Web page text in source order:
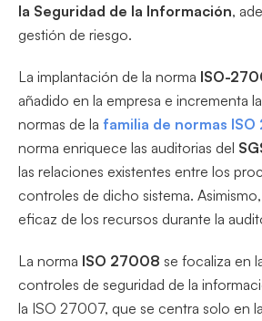
la Seguridad de la Información,
gestión de riesgo.
La implantación de la norma ISO-
añadido en la empresa e incrementa
normas de la familia de normas
norma enriquece las auditorias del
las relaciones existentes entre los
controles de dicho sistema.
eficaz de los recursos durante la
La norma ISO 27008 se focaliza en
controles de seguridad de la
la ISO 27007, que se centra solo en